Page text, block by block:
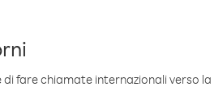
fare chiamate internazionali verso